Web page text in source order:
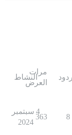
مرات
العرض
النشاط
8
363
4 سبتمبر
2024